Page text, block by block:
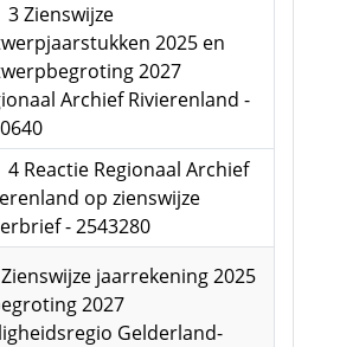
3 Zienswijze
2025 en
2027
Archief Rivierenland -
4 Reactie Regionaal Archief
op zienswijze
- 2543280
jaarrekening 2025
2027
Gelderland-